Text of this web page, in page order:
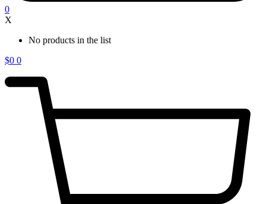
0
X
No products in the list
$0 0